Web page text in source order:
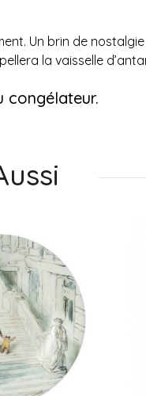
Un brin de
la vaisselle
congélateur.